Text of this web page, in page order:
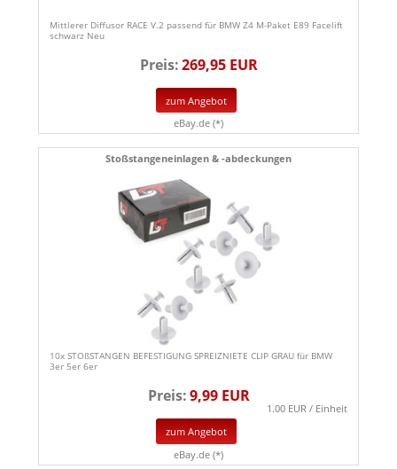
Mittlerer Diffusor RACE V.2 passend für BMW Z4 M-Paket E89 Facelift
schwarz Neu
Preis:269,95 EUR
zum Angebot
eBay.de (*)
Stoßstangeneinlagen & -abdeckungen
10x STOßSTANGEN BEFESTIGUNG SPREIZNIETE CLIP GRAU für BMW
3er 5er 6er
Preis:9,99 EUR
1.00 EUR / Einheit
zum Angebot
eBay.de (*)